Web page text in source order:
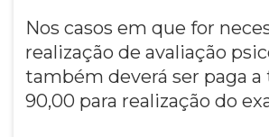
Nos casos em que for
realização de avaliação
também deverá ser paga a
90,00 para realização do